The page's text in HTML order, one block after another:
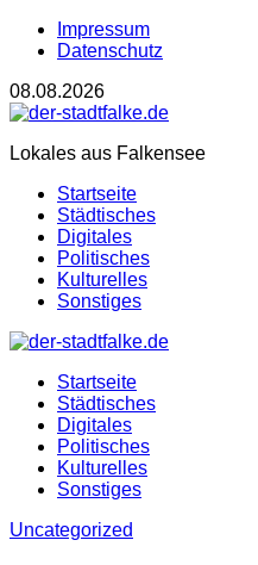
Impressum
Datenschutz
08.08.2026
Lokales aus Falkensee
Startseite
Städtisches
Digitales
Politisches
Kulturelles
Sonstiges
Startseite
Städtisches
Digitales
Politisches
Kulturelles
Sonstiges
Uncategorized